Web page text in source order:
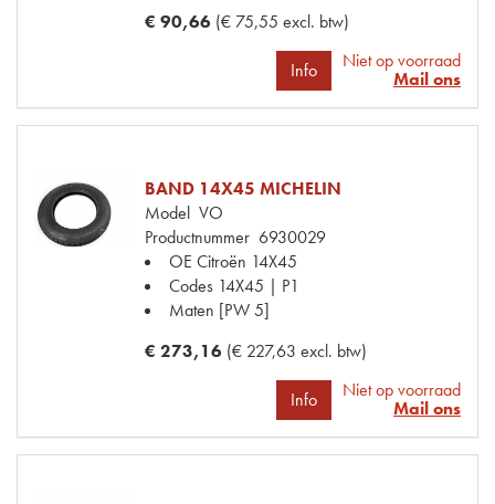
€ 90,66 (€ 75,55 excl. btw)
Info
Niet op voorraad
Mail ons
BAND 14X45 MICHELIN
Model VO
Productnummer 6930029
OE Citroën 14X45
Codes 14X45 | P1
Maten [PW 5]
€ 273,16 (€ 227,63 excl. btw)
Info
Niet op voorraad
Mail ons